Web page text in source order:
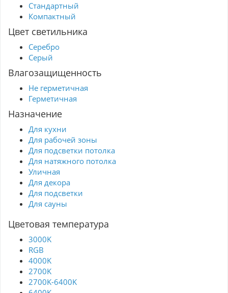
Стандартный
Компактный
Цвет светильника
Серебро
Серый
Влагозащищенность
Не герметичная
Герметичная
Назначение
Для кухни
Для рабочей зоны
Для подсветки потолка
Для натяжного потолка
Уличная
Для декора
Для подсветки
Для сауны
Цветовая температура
3000K
RGB
4000K
2700K
2700K-6400K